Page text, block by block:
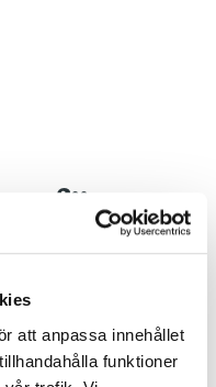
att anpassa innehållet
funktioner
första
nyfödda